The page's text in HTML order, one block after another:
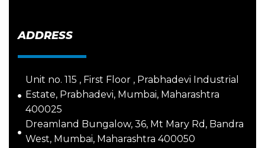
ADDRESS
Unit no. 115 , First Floor , Prabhadevi Industrial
Estate, Prabhadevi, Mumbai, Maharashtra
400025
Dreamland Bungalow, 36, Mt Mary Rd, Bandra
West, Mumbai, Maharashtra 400050